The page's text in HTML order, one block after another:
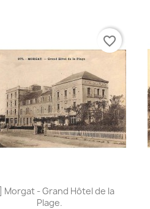
Aperçu rapide
Morgat - Grand Hôtel de la
Plage.
favorite_border